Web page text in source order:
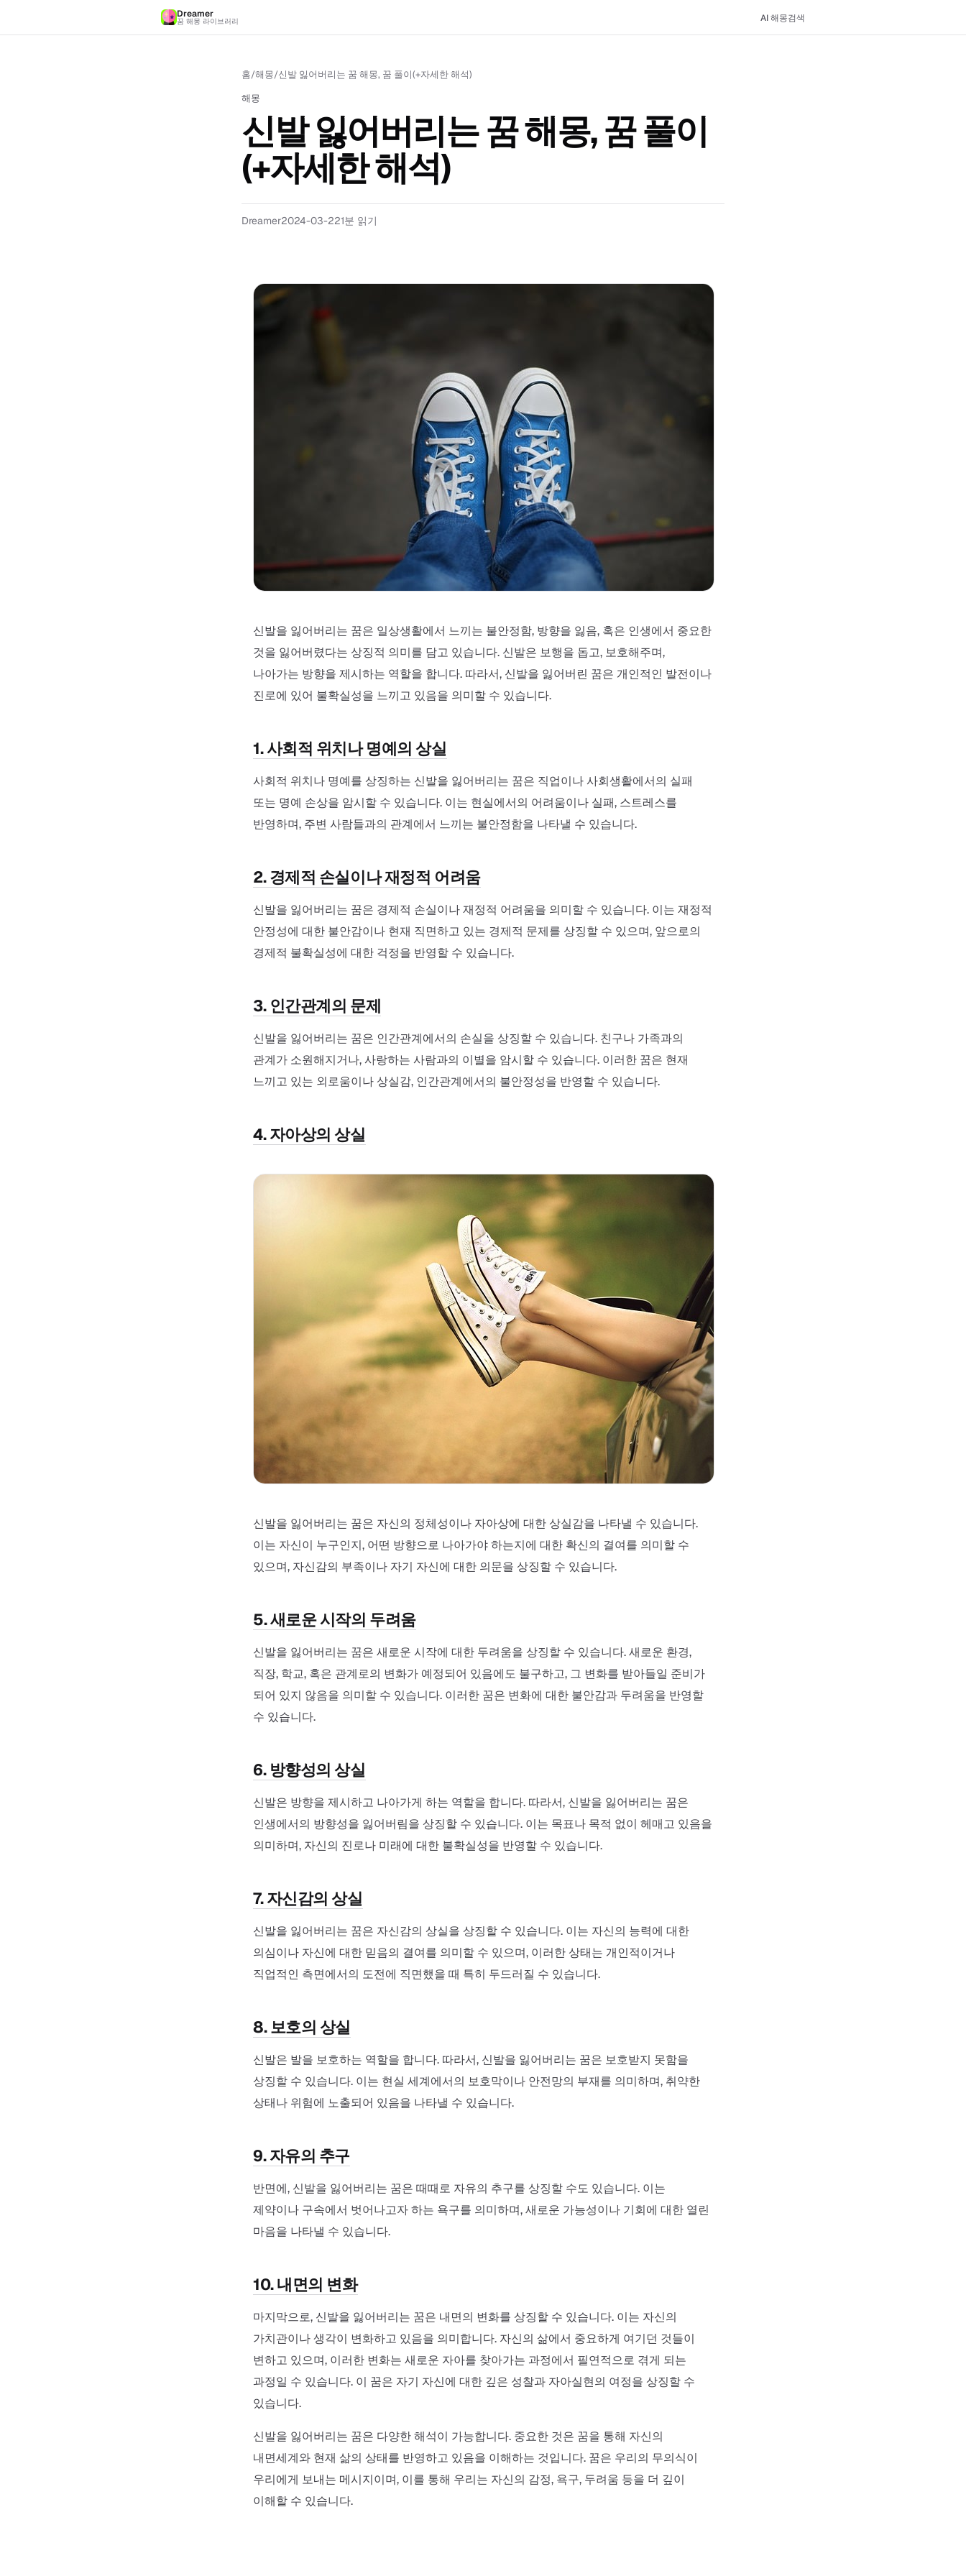
Dreamer
꿈 해몽 라이브러리 AI 해몽검색
홈/해몽/신발 잃어버리는 꿈 해몽, 꿈 풀이(+자세한 해석)
해몽
신발 잃어버리는 꿈 해몽, 꿈 풀이
(+자세한 해석)
Dreamer2024-03-221분 읽기
신발을 잃어버리는 꿈은 일상생활에서 느끼는 불안정함, 방향을 잃음, 혹은 인생에서 중요한
것을 잃어버렸다는 상징적 의미를 담고 있습니다. 신발은 보행을 돕고, 보호해주며,
나아가는 방향을 제시하는 역할을 합니다. 따라서, 신발을 잃어버린 꿈은 개인적인 발전이나
진로에 있어 불확실성을 느끼고 있음을 의미할 수 있습니다.
1. 사회적 위치나 명예의 상실
사회적 위치나 명예를 상징하는 신발을 잃어버리는 꿈은 직업이나 사회생활에서의 실패
또는 명예 손상을 암시할 수 있습니다. 이는 현실에서의 어려움이나 실패, 스트레스를
반영하며, 주변 사람들과의 관계에서 느끼는 불안정함을 나타낼 수 있습니다.
2. 경제적 손실이나 재정적 어려움
신발을 잃어버리는 꿈은 경제적 손실이나 재정적 어려움을 의미할 수 있습니다. 이는 재정적
안정성에 대한 불안감이나 현재 직면하고 있는 경제적 문제를 상징할 수 있으며, 앞으로의
경제적 불확실성에 대한 걱정을 반영할 수 있습니다.
3. 인간관계의 문제
신발을 잃어버리는 꿈은 인간관계에서의 손실을 상징할 수 있습니다. 친구나 가족과의
관계가 소원해지거나, 사랑하는 사람과의 이별을 암시할 수 있습니다. 이러한 꿈은 현재
느끼고 있는 외로움이나 상실감, 인간관계에서의 불안정성을 반영할 수 있습니다.
4. 자아상의 상실
신발을 잃어버리는 꿈은 자신의 정체성이나 자아상에 대한 상실감을 나타낼 수 있습니다.
이는 자신이 누구인지, 어떤 방향으로 나아가야 하는지에 대한 확신의 결여를 의미할 수
있으며, 자신감의 부족이나 자기 자신에 대한 의문을 상징할 수 있습니다.
5. 새로운 시작의 두려움
신발을 잃어버리는 꿈은 새로운 시작에 대한 두려움을 상징할 수 있습니다. 새로운 환경,
직장, 학교, 혹은 관계로의 변화가 예정되어 있음에도 불구하고, 그 변화를 받아들일 준비가
되어 있지 않음을 의미할 수 있습니다. 이러한 꿈은 변화에 대한 불안감과 두려움을 반영할
수 있습니다.
6. 방향성의 상실
신발은 방향을 제시하고 나아가게 하는 역할을 합니다. 따라서, 신발을 잃어버리는 꿈은
인생에서의 방향성을 잃어버림을 상징할 수 있습니다. 이는 목표나 목적 없이 헤매고 있음을
의미하며, 자신의 진로나 미래에 대한 불확실성을 반영할 수 있습니다.
7. 자신감의 상실
신발을 잃어버리는 꿈은 자신감의 상실을 상징할 수 있습니다. 이는 자신의 능력에 대한
의심이나 자신에 대한 믿음의 결여를 의미할 수 있으며, 이러한 상태는 개인적이거나
직업적인 측면에서의 도전에 직면했을 때 특히 두드러질 수 있습니다.
8. 보호의 상실
신발은 발을 보호하는 역할을 합니다. 따라서, 신발을 잃어버리는 꿈은 보호받지 못함을
상징할 수 있습니다. 이는 현실 세계에서의 보호막이나 안전망의 부재를 의미하며, 취약한
상태나 위험에 노출되어 있음을 나타낼 수 있습니다.
9. 자유의 추구
반면에, 신발을 잃어버리는 꿈은 때때로 자유의 추구를 상징할 수도 있습니다. 이는
제약이나 구속에서 벗어나고자 하는 욕구를 의미하며, 새로운 가능성이나 기회에 대한 열린
마음을 나타낼 수 있습니다.
10. 내면의 변화
마지막으로, 신발을 잃어버리는 꿈은 내면의 변화를 상징할 수 있습니다. 이는 자신의
가치관이나 생각이 변화하고 있음을 의미합니다. 자신의 삶에서 중요하게 여기던 것들이
변하고 있으며, 이러한 변화는 새로운 자아를 찾아가는 과정에서 필연적으로 겪게 되는
과정일 수 있습니다. 이 꿈은 자기 자신에 대한 깊은 성찰과 자아실현의 여정을 상징할 수
있습니다.
신발을 잃어버리는 꿈은 다양한 해석이 가능합니다. 중요한 것은 꿈을 통해 자신의
내면세계와 현재 삶의 상태를 반영하고 있음을 이해하는 것입니다. 꿈은 우리의 무의식이
우리에게 보내는 메시지이며, 이를 통해 우리는 자신의 감정, 욕구, 두려움 등을 더 깊이
이해할 수 있습니다.